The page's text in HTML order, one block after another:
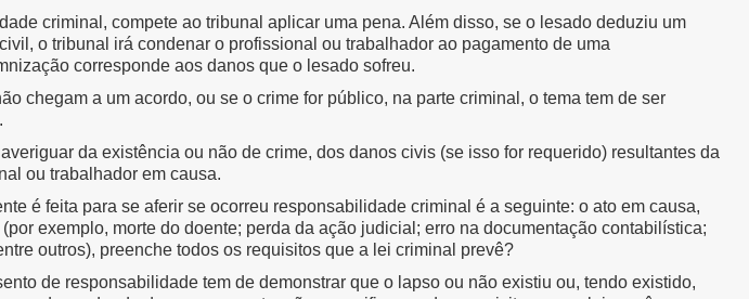
criminal, compete ao tribunal aplicar uma pena. Além disso, se o lesado deduziu um
o tribunal irá condenar o profissional ou trabalhador ao pagamento de uma
corresponde aos danos que o lesado sofreu.
chegam a um acordo, ou se o crime for público, na parte criminal, o tema tem de ser
da existência ou não de crime, dos danos civis (se isso for requerido) resultantes da
ou trabalhador em causa.
é feita para se aferir se ocorreu responsabilidade criminal é a seguinte: o ato em causa,
exemplo, morte do doente; perda da ação judicial; erro na documentação contabilística;
outros), preenche todos os requisitos que a lei criminal prevê?
de responsabilidade tem de demonstrar que o lapso ou não existiu ou, tendo existido,